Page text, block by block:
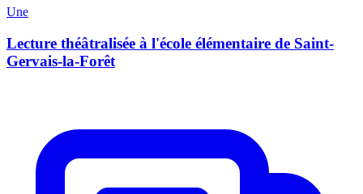
Une
Lecture théâtralisée à l'école élémentaire de Saint-
Gervais-la-Forêt